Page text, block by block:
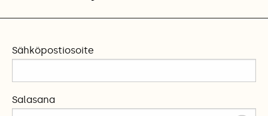
Sähköpostiosoite
Salasana